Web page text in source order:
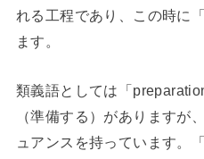
れる工程であり、この時に
ます。
類義語としては「
（準備する）がありますが
ュアンスを持っています。